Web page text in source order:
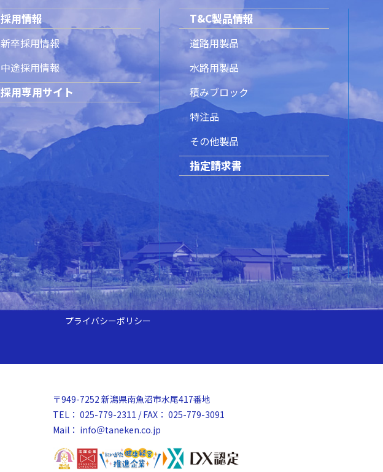
採用情報
新卒採用情報
中途採用情報
採用専用サイト
T&C製品情報
道路用製品
水路用製品
積みブロック
特注品
その他製品
指定請求書
プライバシーポリシー
〒949-7252 新潟県南魚沼市水尾417番地
TEL： 025-779-2311 / FAX： 025-779-3091
Mail： info＠taneken.co.jp